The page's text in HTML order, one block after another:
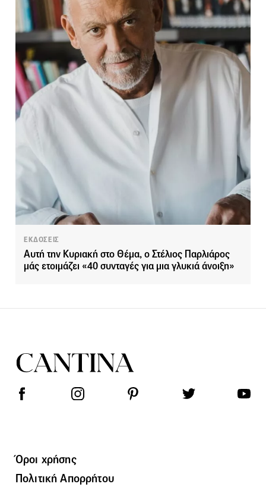
ΕΚΔΟΣΕΙΣ
Αυτή την Κυριακή στο Θέμα, ο Στέλιος Παρλιάρος
μάς ετοιμάζει «40 συνταγές για μια γλυκιά άνοιξη»
Όροι χρήσης
Πολιτική Απορρήτου